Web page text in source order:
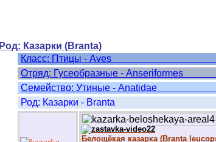
Род: Казарки (Branta)
Класс:
Отряд:
Cемейство:
Род: Казарки - Branta
Белощёкая казарка (Branta